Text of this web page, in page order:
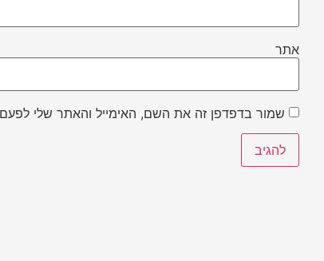
אתר
שמור בדפדפן זה את השם, האימייל והאתר שלי